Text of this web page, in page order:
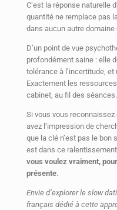
C’est la réponse naturelle
quantité ne remplace pas
dans aucun autre domaine
D’un point de vue
profondément saine : elle
tolérance à l’incertitude,
Exactement les
cabinet, au fil des séances.
Si vous vous
avez l’impression de
que la clé n’est pas le bon
est dans ce
vous voulez vraiment,
présente.
Envie d’explorer le slow
français dédié à cette